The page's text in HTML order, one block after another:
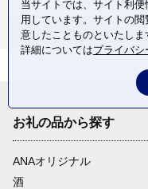
お礼の品から探す
ANAオリジナル
酒
当サイトでは、サイト利
用しています。サイトの
意したことものといたしま
詳細についてはプライバシ